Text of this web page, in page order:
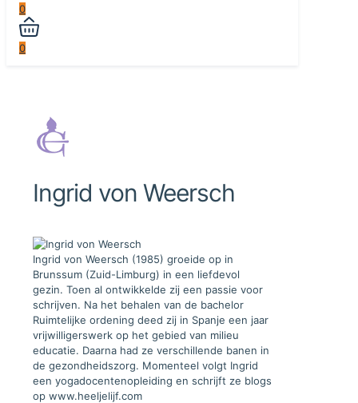
0
0
Ingrid von Weersch
Ingrid von Weersch (1985) groeide op in
Brunssum (Zuid-Limburg) in een liefdevol
gezin. Toen al ontwikkelde zij een passie voor
schrijven. Na het behalen van de bachelor
Ruimtelijke ordening deed zij in Spanje een jaar
vrijwilligerswerk op het gebied van milieu
educatie. Daarna had ze verschillende banen in
de gezondheidszorg. Momenteel volgt Ingrid
een yogadocentenopleiding en schrijft ze blogs
op www.heeljelijf.com